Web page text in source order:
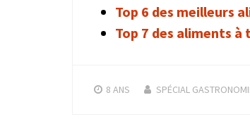
Top 6 des meilleurs
Top 7 des aliments
8 ANS SPÉCIAL